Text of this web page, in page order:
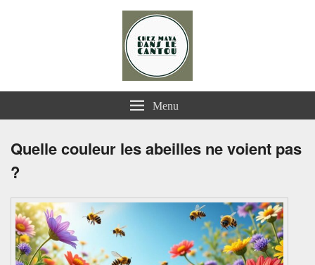
Chez Maya dans le Cantou
Menu
Quelle couleur les abeilles ne voient pas
?